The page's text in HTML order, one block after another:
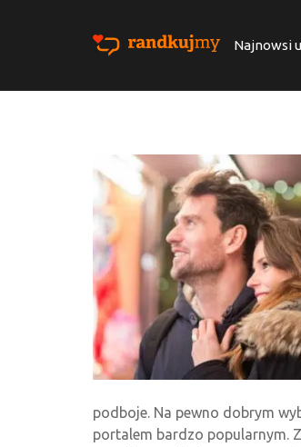
Najnowsi
podboje. Na pewno dobrym
portalem bardzo popularnym.